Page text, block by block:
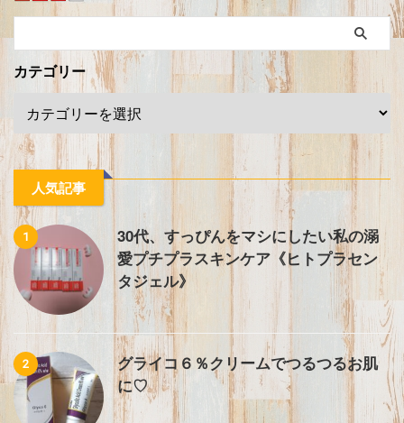
カテゴリー
人気記事
1
30代、すっぴんをマシにしたい私の溺
愛プチプラスキンケア《ヒトプラセン
タジェル》
2
グライコ６％クリームでつるつるお肌
に♡